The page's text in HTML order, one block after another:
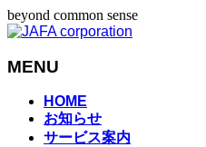
beyond common sense
MENU
HOME
お知らせ
サービス案内